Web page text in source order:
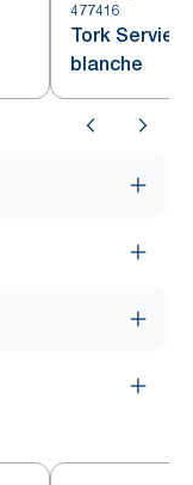
477416
Tork
blanche